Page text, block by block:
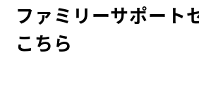
ファミリーサポート
こちら